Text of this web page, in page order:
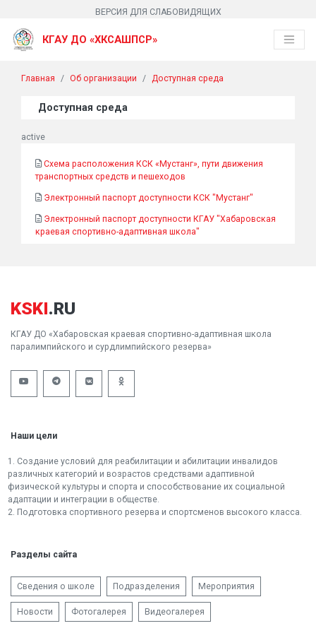
ВЕРСИЯ ДЛЯ СЛАБОВИДЯЩИХ
КГАУ ДО «ХКСАШПСР»
Главная Об организации Доступная среда
Доступная среда
active
Схема расположения КСК «Мустанг», пути движения
транспортных средств и пешеходов
Электронный паспорт доступности КСК "Мустанг"
Электронный паспорт доступности КГАУ "Хабаровская
краевая спортивно-адаптивная школа"
KSKI.RU
КГАУ ДО «Хабаровская краевая спортивно-адаптивная школа
паралимпийского и сурдлимпийского резерва»
Наши цели
1. Создание условий для реабилитации и абилитации инвалидов
различных категорий и возрастов средствами адаптивной
физической культуры и спорта и способствование их социальной
адаптации и интеграции в обществе.
2. Подготовка спортивного резерва и спортсменов высокого класса.
Разделы сайта
Сведения о школе Подразделения Мероприятия
Новости Фотогалерея Видеогалерея